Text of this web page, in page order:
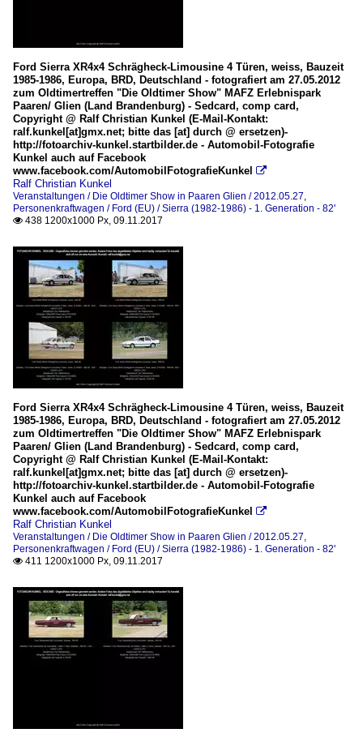
Ford Sierra XR4x4 Schrägheck-Limousine 4 Türen, weiss, Bauzeit
1985-1986, Europa, BRD, Deutschland - fotografiert am 27.05.2012
zum Oldtimertreffen "Die Oldtimer Show" MAFZ Erlebnispark
Paaren/ Glien (Land Brandenburg) - Sedcard, comp card,
Copyright @ Ralf Christian Kunkel (E-Mail-Kontakt:
ralf.kunkel[at]gmx.net; bitte das [at] durch @ ersetzen)-
http://fotoarchiv-kunkel.startbilder.de - Automobil-Fotografie
Kunkel auch auf Facebook
www.facebook.com/AutomobilFotografieKunkel

Ralf Christian Kunkel
Veranstaltungen / Die Oldtimer Show in Paaren Glien / 2012.05.27,
Personenkraftwagen / Ford (EU) / Sierra (1982-1986) - 1. Generation - 82'
 438 1200x1000 Px, 09.11.2017
Ford Sierra XR4x4 Schrägheck-Limousine 4 Türen, weiss, Bauzeit
1985-1986, Europa, BRD, Deutschland - fotografiert am 27.05.2012
zum Oldtimertreffen "Die Oldtimer Show" MAFZ Erlebnispark
Paaren/ Glien (Land Brandenburg) - Sedcard, comp card,
Copyright @ Ralf Christian Kunkel (E-Mail-Kontakt:
ralf.kunkel[at]gmx.net; bitte das [at] durch @ ersetzen)-
http://fotoarchiv-kunkel.startbilder.de - Automobil-Fotografie
Kunkel auch auf Facebook
www.facebook.com/AutomobilFotografieKunkel

Ralf Christian Kunkel
Veranstaltungen / Die Oldtimer Show in Paaren Glien / 2012.05.27,
Personenkraftwagen / Ford (EU) / Sierra (1982-1986) - 1. Generation - 82'
 411 1200x1000 Px, 09.11.2017